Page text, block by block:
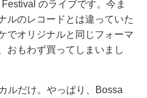
のライブです。今ま
ルのレコードとは違っていた
でオリジナルと同じフォーマ
おもわず買ってしまいまし
ルだけ。やっぱり、Bossa